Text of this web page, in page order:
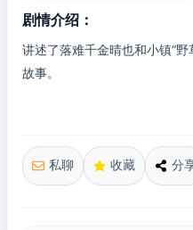
剧情介绍：
讲述了落难千金晴也和小镇“
故事。
私聊 收藏 分